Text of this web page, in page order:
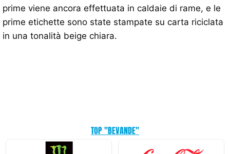
prime viene ancora effettuata in caldaie di rame, e le
prime etichette sono state stampate su carta riciclata
in una tonalità beige chiara.
TOP "BEVANDE"